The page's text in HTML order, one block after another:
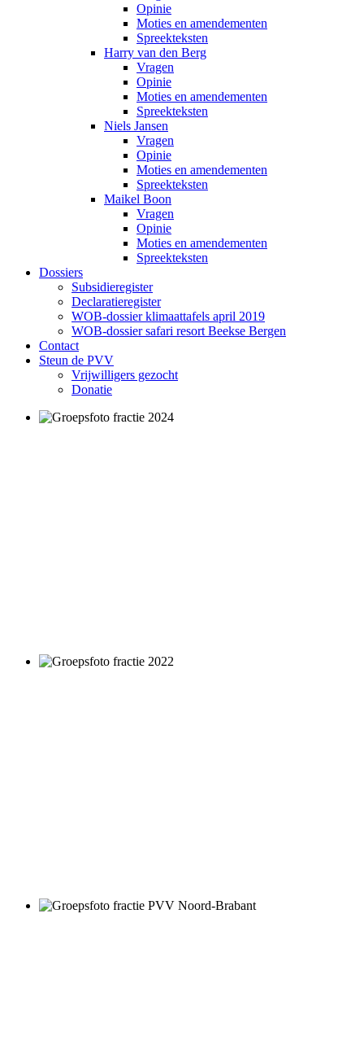
Opinie
Moties en amendementen
Spreekteksten
Harry van den Berg
Vragen
Opinie
Moties en amendementen
Spreekteksten
Niels Jansen
Vragen
Opinie
Moties en amendementen
Spreekteksten
Maikel Boon
Vragen
Opinie
Moties en amendementen
Spreekteksten
Dossiers
Subsidieregister
Declaratieregister
WOB-dossier klimaattafels april 2019
WOB-dossier safari resort Beekse Bergen
Contact
Steun de PVV
Vrijwilligers gezocht
Donatie